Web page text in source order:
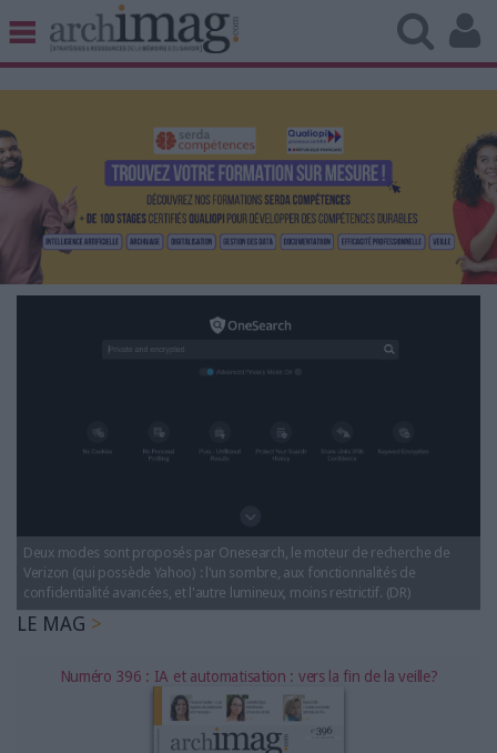
BIBLIOTHÈQUE ÉDITION
UNIVERS DATA
TRAVAIL COLLABORATIF
VIE NUMÉRIQUE
NUMÉRIQUE RESPONSABLE
LES NEWSLETTERS
LES BASES DE DONNÉES
L'ESPACE EMPLOI
L'AGENDA
L'ANNUAIRE DES ACTEURS
LES SUPPLÉMENTS
NOS OFFRES D'ABONNEMENTS
Deux modes sont proposés par Onesearch, le moteur de recherche de
Verizon (qui possède Yahoo) : l'un sombre, aux fonctionnalités de
confidentialité avancées, et l'autre lumineux, moins restrictif. (DR)
LE MAG
Numéro 396 : IA et automatisation : vers la fin de la veille?